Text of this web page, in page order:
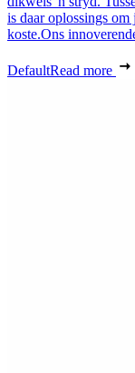
is daar oplossings om
koste.Ons
DefaultRead more